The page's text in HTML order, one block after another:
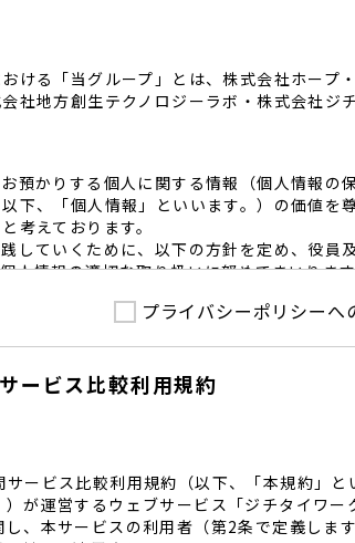
ける「当グループ」とは、株式会社ホープ
社地方創生テクノロジーラボ・株式会社ジ
預かりする個人に関する情報（個人情報の
下、「個人情報」といいます。）の価値を
考えております。
していくために、以下の方針を定め、役
人情報の適切な取り扱いに努めてまいりま
護に係る法令その他の規範を遵守するとと
で適切な取得、利用目的の範囲内で利用を
します。
る個人情報を正確かつ安全に保つとともに
規程を整備し、必要かつ適切な措置を講じ
に関する社内のマネジメントシステムを
プライバシーポリシーへ
ービス比較利用規約
ービス比較利用規約（以下、「本規約」
が運営するウェブサービス「ジチタイワー
、本サービスの利用者（第2条で定義しま